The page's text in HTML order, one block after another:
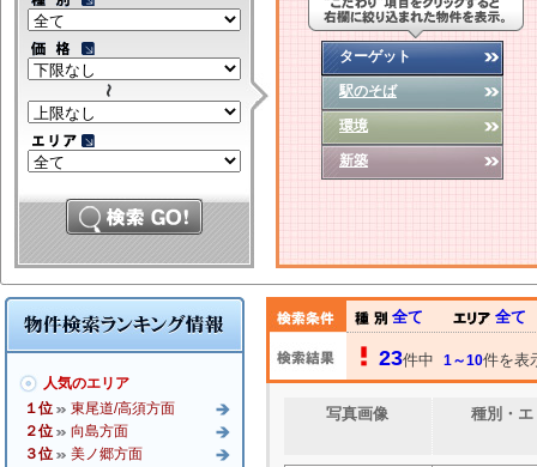
ターゲット
駅のそば
環境
新築
全て 全て
23件中 1～10件を表
写真画像 種別・
人気のエリア
１位
東尾道/高須方面
２位
向島方面
３位
美ノ郷方面